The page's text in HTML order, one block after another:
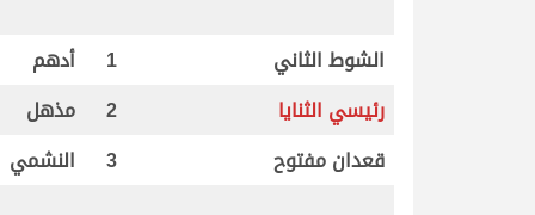
الشوط الثاني 1 أدهم
رئيسي الثنايا
2 مذهل
قعدان مفتوح
3 النشمي